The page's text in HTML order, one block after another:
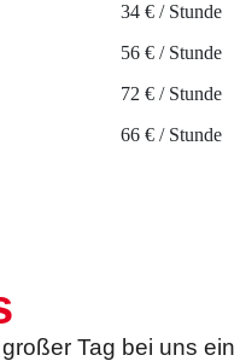
34 € / Stunde
56 € / Stunde
72 € / Stunde
66 € / Stunde
Tag bei uns